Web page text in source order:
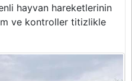
hayvan hareketlerinin
ve kontroller titizlikle